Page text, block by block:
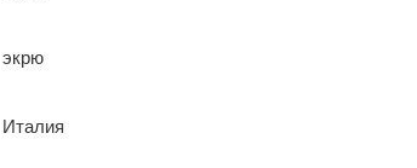
экрю
Италия